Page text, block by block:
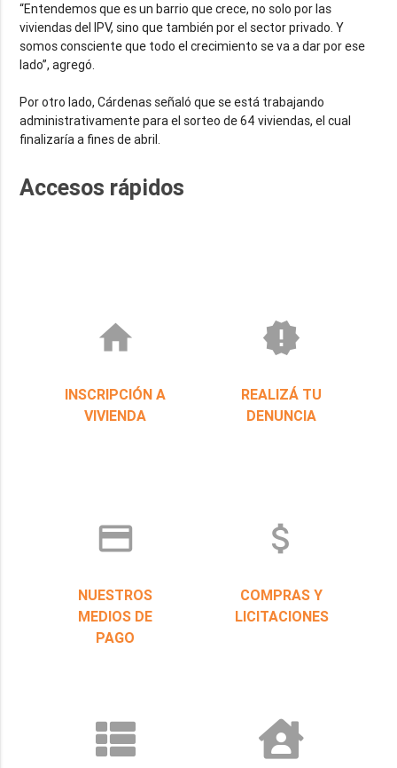
“Entendemos que es un barrio que crece, no solo por las
viviendas del IPV, sino que también por el sector privado. Y
somos consciente que todo el crecimiento se va a dar por ese
lado”, agregó.
Por otro lado, Cárdenas señaló que se está trabajando
administrativamente para el sorteo de 64 viviendas, el cual
finalizaría a fines de abril.
Accesos rápidos
home
INSCRIPCIÓN A
VIVIENDA
new_releases
REALIZÁ TU
DENUNCIA
credit_card
NUESTROS
MEDIOS DE
PAGO
attach_money
COMPRAS Y
LICITACIONES